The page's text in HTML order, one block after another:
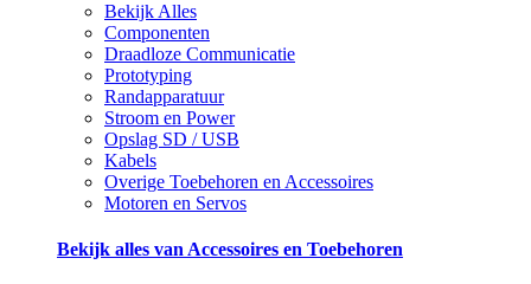
Bekijk Alles
Componenten
Draadloze Communicatie
Prototyping
Randapparatuur
Stroom en Power
Opslag SD / USB
Kabels
Overige Toebehoren en Accessoires
Motoren en Servos
Bekijk alles van Accessoires en Toebehoren